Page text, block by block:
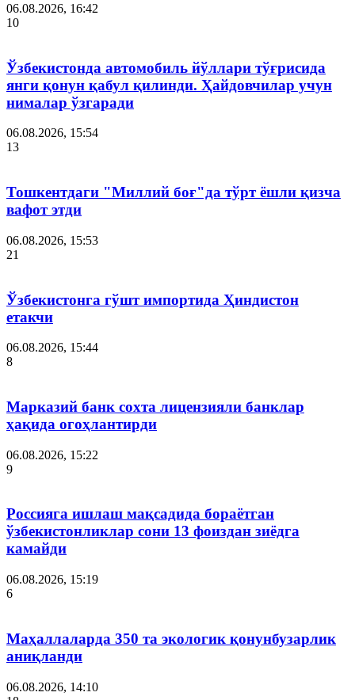
06.08.2026, 16:42
10
Ўзбекистонда автомобиль йўллари тўғрисида
янги қонун қабул қилинди. Ҳайдовчилар учун
нималар ўзгаради
06.08.2026, 15:54
13
Тошкентдаги "Миллий боғ"да тўрт ёшли қизча
вафот этди
06.08.2026, 15:53
21
Ўзбекистонга гўшт импортида Ҳиндистон
етакчи
06.08.2026, 15:44
8
Марказий банк сохта лицензияли банклар
ҳақида огоҳлантирди
06.08.2026, 15:22
9
Россияга ишлаш мақсадида бораётган
ўзбекистонликлар сони 13 фоиздан зиёдга
камайди
06.08.2026, 15:19
6
Маҳаллаларда 350 та экологик қонунбузарлик
аниқланди
06.08.2026, 14:10